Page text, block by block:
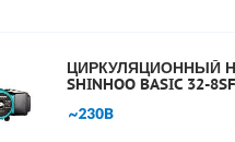
ЦИРКУЛЯЦИОННЫЙ
SHINHOO BASIC 32-